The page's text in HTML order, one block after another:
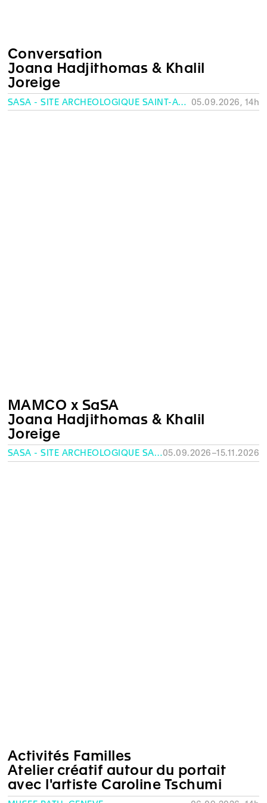
Conversation
Joana Hadjithomas & Khalil
Joreige
SASA - SITE ARCHÉOLOGIQUE SAINT-ANTOINE, GENÈVE 05.09.2026, 14h
MAMCO x SaSA
Joana Hadjithomas & Khalil
Joreige
SASA - SITE ARCHÉOLOGIQUE SAINT-ANTOINE, GENÈVE05.09.2026–15.11.2026
Activités Familles
Atelier créatif autour du portait
avec l'artiste Caroline Tschumi